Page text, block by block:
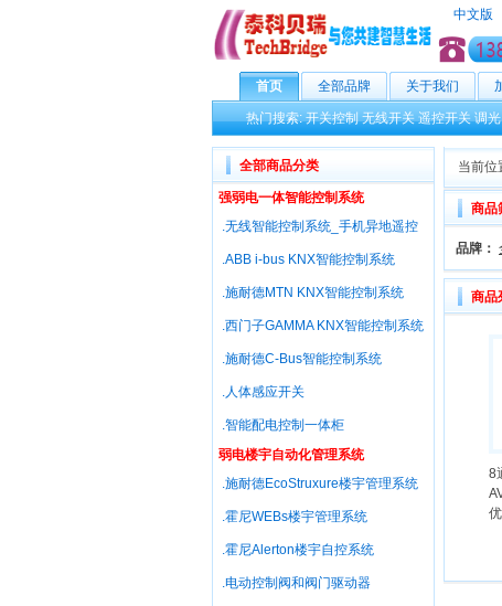
中文版
首页 全部品牌 关于我们
热门搜索:开关控制 无线开关 遥控开关 调光
全部商品分类
强弱电一体智能控制系统
.无线智能控制系统_手机异地遥控
.ABB i-bus KNX智能控制系统
.施耐德MTN KNX智能控制系统
.西门子GAMMA KNX智能控制系统
.施耐德C-Bus智能控制系统
.人体感应开关
.智能配电控制一体柜
弱电楼宇自动化管理系统
.施耐德EcoStruxure楼宇管理系统
.霍尼WEBs楼宇管理系统
.霍尼Alerton楼宇自控系统
.电动控制阀和阀门驱动器
当前位
商品
品牌：
商品
8